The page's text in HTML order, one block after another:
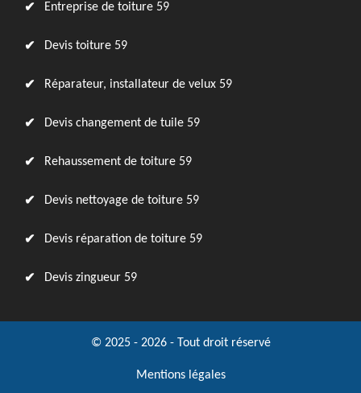
Entreprise de toiture 59
Devis toiture 59
Réparateur, installateur de velux 59
Devis changement de tuile 59
Rehaussement de toiture 59
Devis nettoyage de toiture 59
Devis réparation de toiture 59
Devis zingueur 59
© 2025 - 2026 - Tout droit réservé
Mentions légales